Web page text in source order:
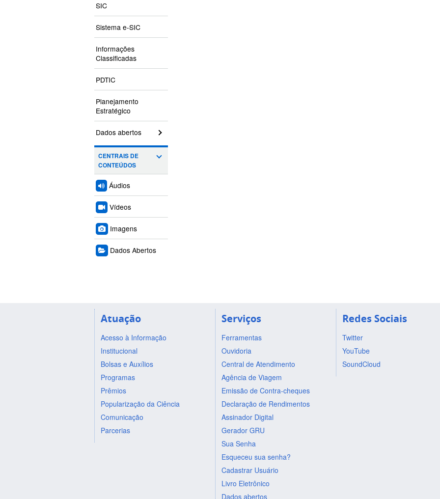
SIC
Sistema e-SIC
Informações
Classificadas
PDTIC
Planejamento
Estratégico
Dados abertos
CENTRAIS DE
CONTEÚDOS
Áudios
Vídeos
Imagens
Dados Abertos
Atuação
Acesso à Informação
Institucional
Bolsas e Auxílios
Programas
Prêmios
Popularização da Ciência
Comunicação
Parcerias
Serviços
Ferramentas
Ouvidoria
Central de Atendimento
Agência de Viagem
Emissão de Contra-cheques
Declaração de Rendimentos
Assinador Digital
Gerador GRU
Sua Senha
Esqueceu sua senha?
Cadastrar Usuário
Livro Eletrônico
Dados abertos
Redes Sociais
Twitter
YouTube
SoundCloud